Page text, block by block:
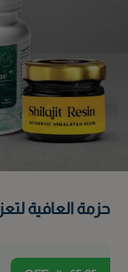
حزمة العافية